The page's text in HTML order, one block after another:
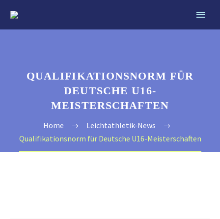
QUALIFIKATIONSNORM FÜR
DEUTSCHE U16-
MEISTERSCHAFTEN
Home
Leichtathletik-News
Qualifikationsnorm für Deutsche U16-Meisterschaften